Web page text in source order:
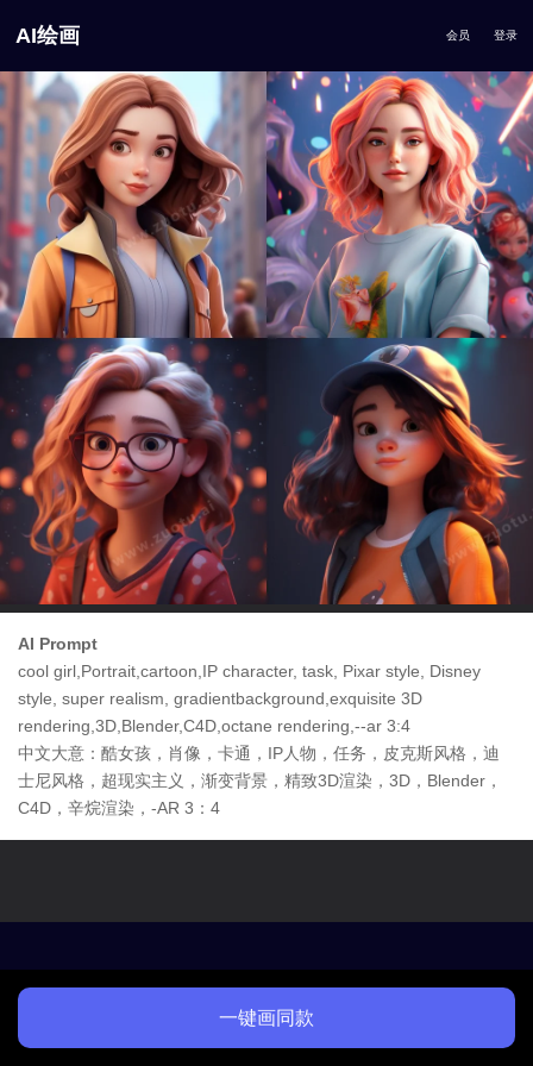
AI绘画 会员 登录
AI Prompt
cool girl,Portrait,cartoon,IP character, task, Pixar style, Disney
style, super realism, gradientbackground,exquisite 3D
rendering,3D,Blender,C4D,octane rendering,--ar 3:4
中文大意：酷女孩，肖像，卡通，IP人物，任务，皮克斯风格，迪
士尼风格，超现实主义，渐变背景，精致3D渲染，3D，Blender，
C4D，辛烷渲染，-AR 3：4
一键画同款